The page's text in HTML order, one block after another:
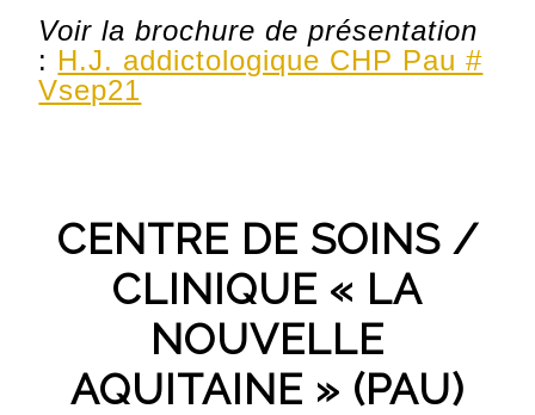
Voir la brochure de présentation
: H.J. addictologique CHP Pau #
Vsep21
CENTRE DE SOINS /
CLINIQUE « LA
NOUVELLE
AQUITAINE » (PAU)